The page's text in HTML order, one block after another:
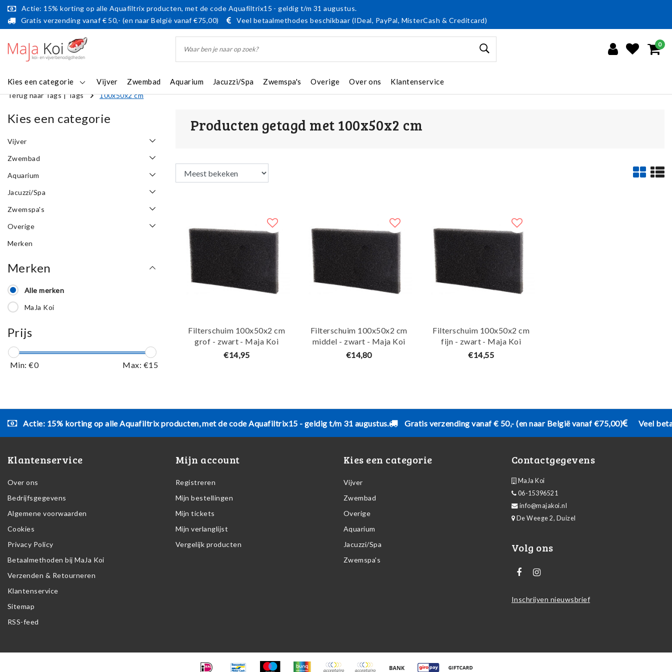
Actie: 15% korting op alle Aquafiltrix producten, met de code Aquafiltrix15 - geldig t/m 31 augustus.
Gratis verzending vanaf € 50,- (en naar België vanaf €75,00)
Veel betaalmethodes beschikbaar (IDeal, PayPal, MisterCash & Creditcard)
0
Kies een categorie Vijver Zwembad Aquarium Jacuzzi/Spa Zwemspa's Overige Over ons Klantenservice
Terug naar Tags|Tags 100x50x2 cm
Kies een categorie
Vijver
Zwembad
Aquarium
Jacuzzi/Spa
Zwemspa's
Overige
Merken
Merken
Alle merken
MaJa Koi
Prijs
Min: €0 Max: €15
Producten getagd met 100x50x2 cm
Filterschuim 100x50x2 cm
grof - zwart - Maja Koi
€14,95
Filterschuim 100x50x2 cm
middel - zwart - Maja Koi
€14,80
Filterschuim 100x50x2 cm
fijn - zwart - Maja Koi
€14,55
Actie: 15% korting op alle Aquafiltrix producten, met de code Aquafiltrix15 - geldig t/m 31 augustus. Gratis verzending vanaf € 50,- (en naar België vanaf €75,00) Veel
Klantenservice
Over ons
Bedrijfsgegevens
Algemene voorwaarden
Cookies
Privacy Policy
Betaalmethoden bij MaJa Koi
Verzenden & Retourneren
Klantenservice
Sitemap
RSS-feed
Mijn account
Registreren
Mijn bestellingen
Mijn tickets
Mijn verlanglijst
Vergelijk producten
Kies een categorie
Vijver
Zwembad
Overige
Aquarium
Jacuzzi/Spa
Zwemspa's
Contactgegevens
MaJa Koi
06-15396521
info@majakoi.nl
De Weege 2, Duizel
Volg ons
Inschrijven nieuwsbrief